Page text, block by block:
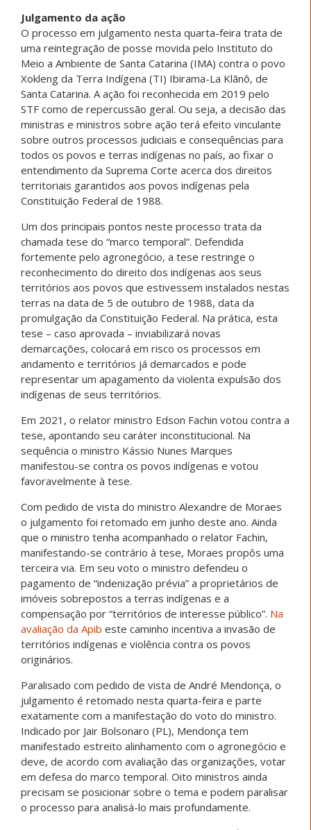
Julgamento da ação
O processo em julgamento nesta quarta-feira trata de
uma reintegração de posse movida pelo Instituto do
Meio a Ambiente de Santa Catarina (IMA) contra o povo
Xokleng da Terra Indígena (TI) Ibirama-La Klãnõ, de
Santa Catarina. A ação foi reconhecida em 2019 pelo
STF como de repercussão geral. Ou seja, a decisão das
ministras e ministros sobre ação terá efeito vinculante
sobre outros processos judiciais e consequências para
todos os povos e terras indígenas no país, ao fixar o
entendimento da Suprema Corte acerca dos direitos
territoriais garantidos aos povos indígenas pela
Constituição Federal de 1988.
Um dos principais pontos neste processo trata da
chamada tese do “marco temporal”. Defendida
fortemente pelo agronegócio, a tese restringe o
reconhecimento do direito dos indígenas aos seus
territórios aos povos que estivessem instalados nestas
terras na data de 5 de outubro de 1988, data da
promulgação da Constituição Federal. Na prática, esta
tese – caso aprovada – inviabilizará novas
demarcações, colocará em risco os processos em
andamento e territórios já demarcados e pode
representar um apagamento da violenta expulsão dos
indígenas de seus territórios.
Em 2021, o relator ministro Edson Fachin votou contra a
tese, apontando seu caráter inconstitucional. Na
sequência o ministro Kássio Nunes Marques
manifestou-se contra os povos indígenas e votou
favoravelmente à tese.
Com pedido de vista do ministro Alexandre de Moraes
o julgamento foi retomado em junho deste ano. Ainda
que o ministro tenha acompanhado o relator Fachin,
manifestando-se contrário à tese, Moraes propôs uma
terceira via. Em seu voto o ministro defendeu o
pagamento de “indenização prévia” a proprietários de
imóveis sobrepostos a terras indígenas e a
compensação por “territórios de interesse público”. Na
avaliação da Apib este caminho incentiva a invasão de
territórios indígenas e violência contra os povos
originários.
Paralisado com pedido de vista de André Mendonça, o
julgamento é retomado nesta quarta-feira e parte
exatamente com a manifestação do voto do ministro.
Indicado por Jair Bolsonaro (PL), Mendonça tem
manifestado estreito alinhamento com o agronegócio e
deve, de acordo com avaliação das organizações, votar
em defesa do marco temporal. Oito ministros ainda
precisam se posicionar sobre o tema e podem paralisar
o processo para analisá-lo mais profundamente.